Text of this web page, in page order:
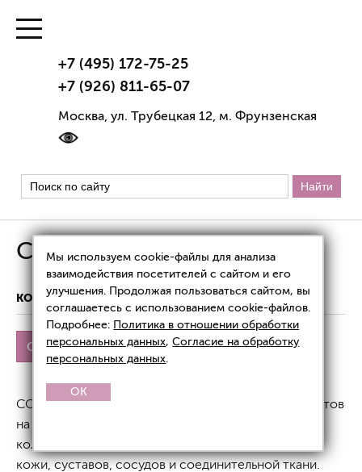
+7 (495) 172-75-25
+7 (926) 811-65-07
Москва, ул. Трубецкая 12, м. Фрунзенская
COLLA GEN
КОСМЕЦЕВТИКА COLLA GEN
COLLA GEN COLLA GEN для вен
COLLA GEN — это линейка инновационных продуктов
на основе живого, максимально биодоступного
коллагена, созданная для поддержания здоровья
кожи, суставов, сосудов и соединительной ткани.
Мы используем cookie-файлы для анализа
взаимодействия посетителей с сайтом и его
улучшения. Продолжая пользоваться сайтом, вы
соглашаетесь с использованием cookie-файлов.
Подробнее: Политика в отношении обработки
персональных данных,Согласие на обработку
персональных данных.
OK